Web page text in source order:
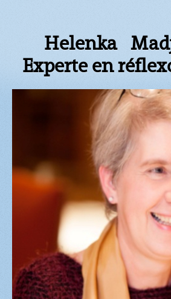
Helenka
Experte en